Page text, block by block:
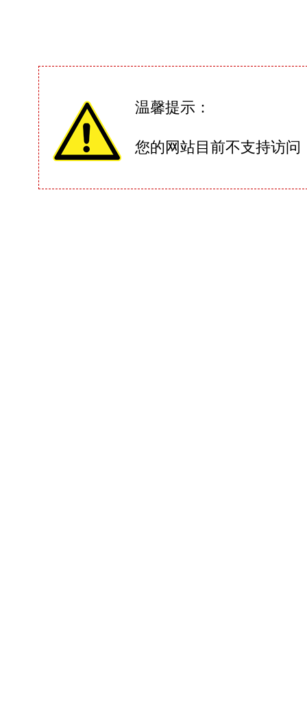
温馨提示：
您的网站目前不支持访